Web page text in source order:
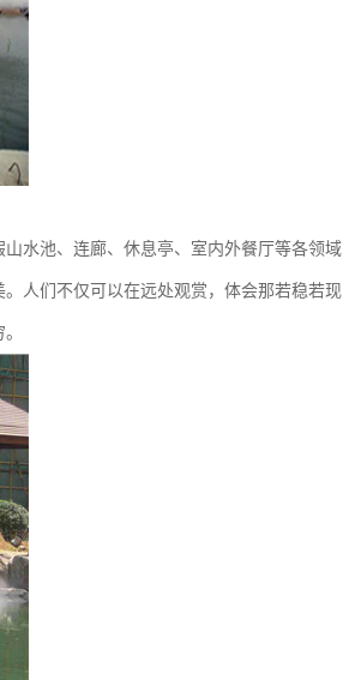
水池、连廊、休息亭、室内外餐厅等各领域
人们不仅可以在远处观赏，体会那若稳若现